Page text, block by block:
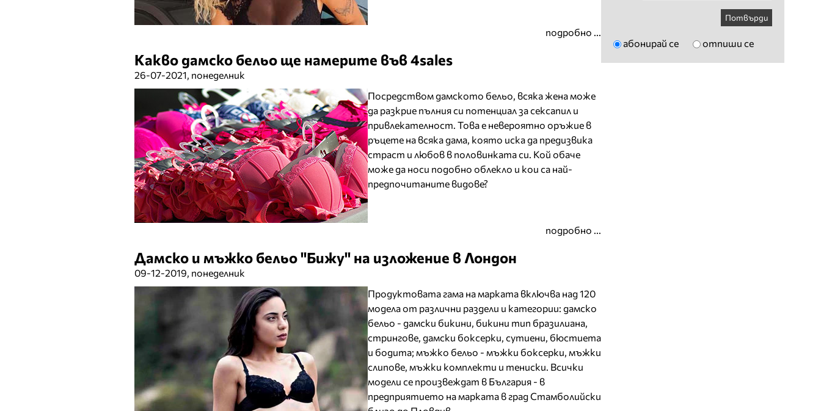
подробно ...
Какво дамско бельо ще намерите във 4sales
26-07-2021, понеделник
Посредством дамското бельо, всяка жена може
да разкрие пълния си потенциал за сексапил и
привлекателност. Това е невероятно оръжие в
ръцете на всяка дама, която иска да предизвика
страст и любов в половинката си. Кой обаче
може да носи подобно облекло и кои са най-
предпочитаните видове?
подробно ...
Дамско и мъжко бельо "Бижу" на изложение в Лондон
09-12-2019, понеделник
Продуктовата гама на марката включва над 120
модела от различни раздели и категории: дамско
бельо - дамски бикини, бикини тип бразилиана,
стрингове, дамски боксерки, сутиени, бюстиета
и бодита; мъжко бельо - мъжки боксерки, мъжки
слипове, мъжки комплекти и тениски. Всички
модели се произвеждат в България - в
предприятието на марката в град Стамболийски
Потвърди
абонирай се отпиши се